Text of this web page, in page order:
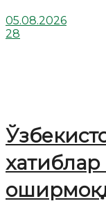
05.08.2026
28